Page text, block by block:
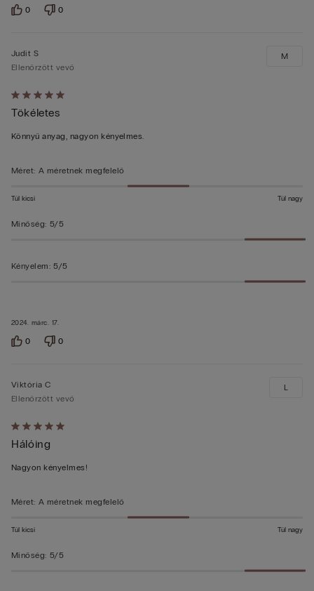
0 0
Értékelés:
5/5
2024. márc. 17.
Judit S
Ellenőrzött vevő
Tökéletes
Könnyű anyag, nagyon kényelmes.
M
Méret: A méretnek megfelelő
Túl kicsi Túl nagy
Minőség: 5/5
Kényelem: 5/5
0 0
Értékelés:
5/5
Viktória C
Ellenőrzött vevő
Hálóing
Nagyon kényelmes!
L
Méret: A méretnek megfelelő
Túl kicsi Túl nagy
Minőség: 5/5